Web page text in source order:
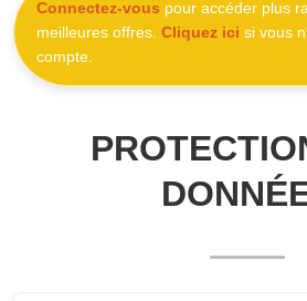
meilleures offres. Cliquez icisi vous
compte.